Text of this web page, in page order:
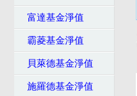
富達基金淨值
霸菱基金淨值
貝萊德基金淨值
施羅德基金淨值